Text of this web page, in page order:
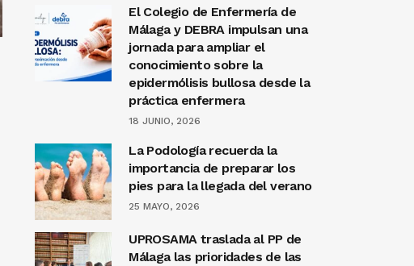
El Colegio de Enfermería de
Málaga y DEBRA impulsan una
jornada para ampliar el
conocimiento sobre la
epidermólisis bullosa desde la
práctica enfermera
18 JUNIO, 2026
La Podología recuerda la
importancia de preparar los
pies para la llegada del verano
25 MAYO, 2026
UPROSAMA traslada al PP de
Málaga las prioridades de las